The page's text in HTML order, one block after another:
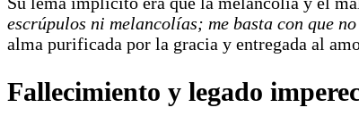
escrúpulos ni melancolías; me basta con que
alma purificada por la gracia y entregada al
Fallecimiento y legado